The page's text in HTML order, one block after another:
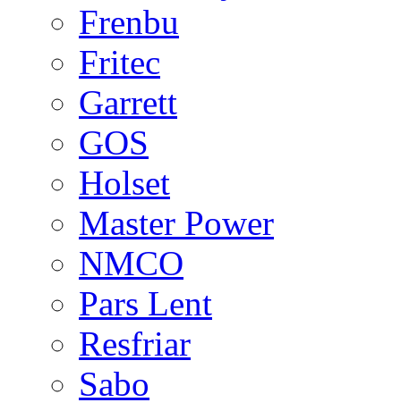
Frenbu
Fritec
Garrett
GOS
Holset
Master Power
NMCO
Pars Lent
Resfriar
Sabo